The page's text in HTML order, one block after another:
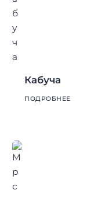
Кабуча
ПОДРОБНЕЕ